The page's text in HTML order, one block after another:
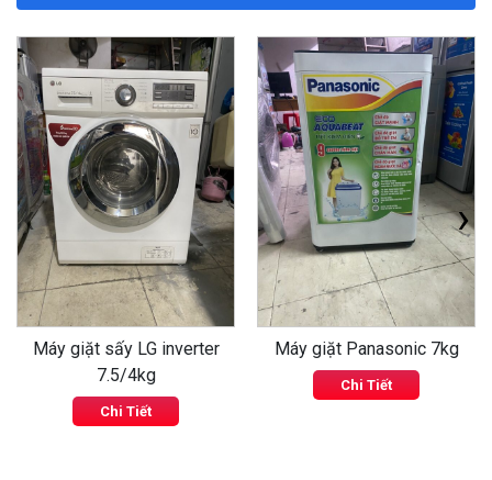
Máy giặt sấy LG inverter
7.5/4kg
Chi Tiết
Máy giặt Panasonic 7kg
Chi Tiết
‹ ›